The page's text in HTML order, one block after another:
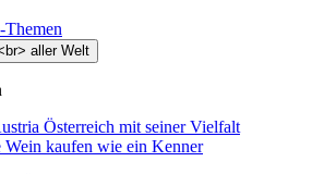
Österreich mit seiner Vielfalt
Wein kaufen wie ein Kenner